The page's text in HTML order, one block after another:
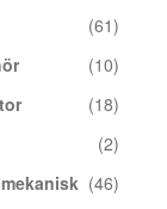
(61)
(10)
(18)
(2)
(46)